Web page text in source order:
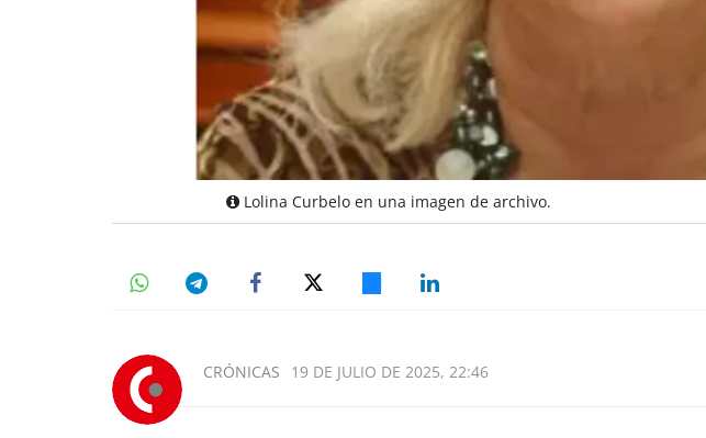
Lolina Curbelo en una imagen de archivo.
CRÓNICAS 19 DE JULIO DE 2025, 22:46